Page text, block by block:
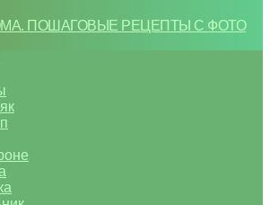
ПОШАГОВЫЕ РЕЦЕПТЫ С ФОТО